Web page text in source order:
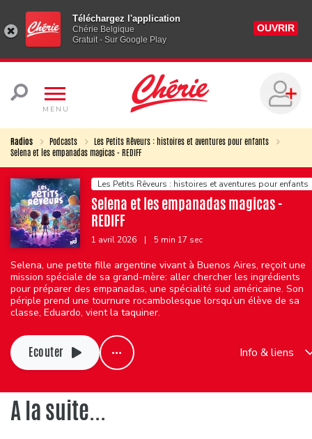
Téléchargez l'application
Chérie Belgique
Gratuit - Sur Google Play
OUVRIR
MENU
Radios Podcasts
Les Petits Rêveurs : histoires et aventures pour enfants
Selena et les empanadas magicas - REDIFF
Les Petits Rêveurs : histoires et aventures pour enfants
Selena et les empanadas magicas -
REDIFF
1 avril 2026 | 5 min 17 sec
Selena, une petite fille argentine vivant à Buenos Aires, reçoit une
mission spéciale de sa grand-mère: aller chercher les ingrédients
pour préparer des empanadas, une spécialité sud américaine. Son
périple prend une tournure rocambolesque lorsqu’un élève de sa
classe, Eduardo, vient la taquiner.
Ecouter Info & liens
A la suite...